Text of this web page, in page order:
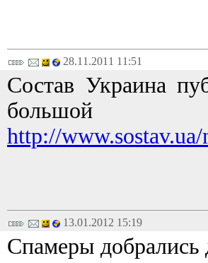
28.11.2011 11:51
Состав Украина
большой
http://
13.01.2012 15:19
Спамеры добрались